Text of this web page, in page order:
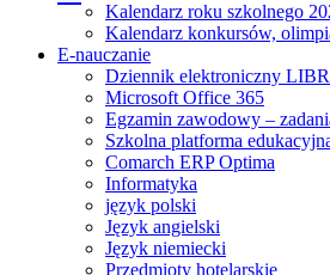
Kalendarz roku szkolnego
Kalendarz konkursów,
E-nauczanie
Dziennik elektroniczny
Microsoft Office 365
Egzamin zawodowy –
Szkolna platforma
Comarch ERP Optima
Informatyka
język polski
Język angielski
Język niemiecki
Przedmioty hotelarskie